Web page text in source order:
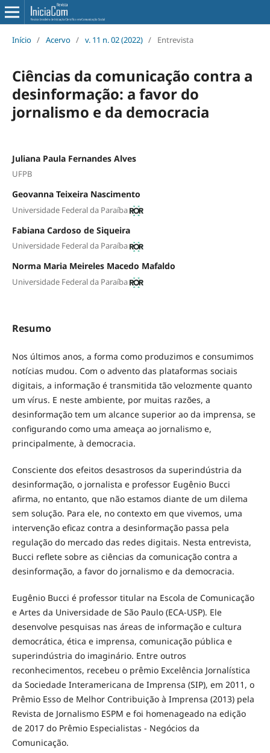
Início / Acervo / v. 11 n. 02 (2022) / Entrevista
Ciências da comunicação contra a
desinformação: a favor do
jornalismo e da democracia
Juliana Paula Fernandes Alves
UFPB
Geovanna Teixeira Nascimento
Universidade Federal da Paraíba
Fabiana Cardoso de Siqueira
Universidade Federal da Paraíba
Norma Maria Meireles Macedo Mafaldo
Universidade Federal da Paraíba
Resumo
Nos últimos anos, a forma como produzimos e consumimos
notícias mudou. Com o advento das plataformas sociais
digitais, a informação é transmitida tão velozmente quanto
um vírus. E neste ambiente, por muitas razões, a
desinformação tem um alcance superior ao da imprensa, se
configurando como uma ameaça ao jornalismo e,
principalmente, à democracia.
Consciente dos efeitos desastrosos da superindústria da
desinformação, o jornalista e professor Eugênio Bucci
afirma, no entanto, que não estamos diante de um dilema
sem solução. Para ele, no contexto em que vivemos, uma
intervenção eficaz contra a desinformação passa pela
regulação do mercado das redes digitais. Nesta entrevista,
Bucci reflete sobre as ciências da comunicação contra a
desinformação, a favor do jornalismo e da democracia.
Eugênio Bucci é professor titular na Escola de Comunicação
e Artes da Universidade de São Paulo (ECA-USP). Ele
desenvolve pesquisas nas áreas de informação e cultura
democrática, ética e imprensa, comunicação pública e
superindústria do imaginário. Entre outros
reconhecimentos, recebeu o prêmio Excelência Jornalística
da Sociedade Interamericana de Imprensa (SIP), em 2011, o
Prêmio Esso de Melhor Contribuição à Imprensa (2013) pela
Revista de Jornalismo ESPM e foi homenageado na edição
de 2017 do Prêmio Especialistas - Negócios da
Comunicação.